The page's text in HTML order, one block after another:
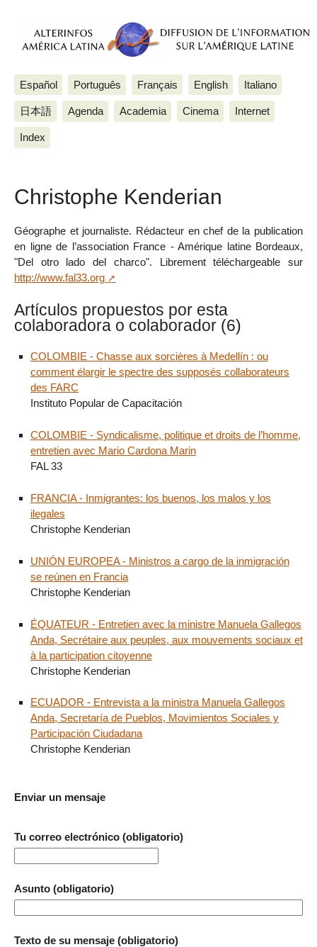
Español Português Français English Italiano
日本語 Agenda Academia Cinema Internet
Index
Christophe Kenderian
Géographe et journaliste. Rédacteur en chef de la publication
en ligne de l’association France - Amérique latine Bordeaux,
"Del otro lado del charco". Librement téléchargeable sur
http://www.fal33.org
Artículos propuestos por esta
colaboradora o colaborador (6)
COLOMBIE - Chasse aux sorcières à Medellín : ou
comment élargir le spectre des supposés collaborateurs
des FARC
Instituto Popular de Capacitación
COLOMBIE - Syndicalisme, politique et droits de l’homme,
entretien avec Mario Cardona Marin
FAL 33
FRANCIA - Inmigrantes: los buenos, los malos y los
ilegales
Christophe Kenderian
UNIÓN EUROPEA - Ministros a cargo de la inmigración
se reúnen en Francia
Christophe Kenderian
ÉQUATEUR - Entretien avec la ministre Manuela Gallegos
Anda, Secrétaire aux peuples, aux mouvements sociaux et
à la participation citoyenne
Christophe Kenderian
ECUADOR - Entrevista a la ministra Manuela Gallegos
Anda, Secretaría de Pueblos, Movimientos Sociales y
Participación Ciudadana
Christophe Kenderian
Enviar un mensaje
Tu correo electrónico (obligatorio)
Asunto (obligatorio)
Texto de su mensaje (obligatorio)